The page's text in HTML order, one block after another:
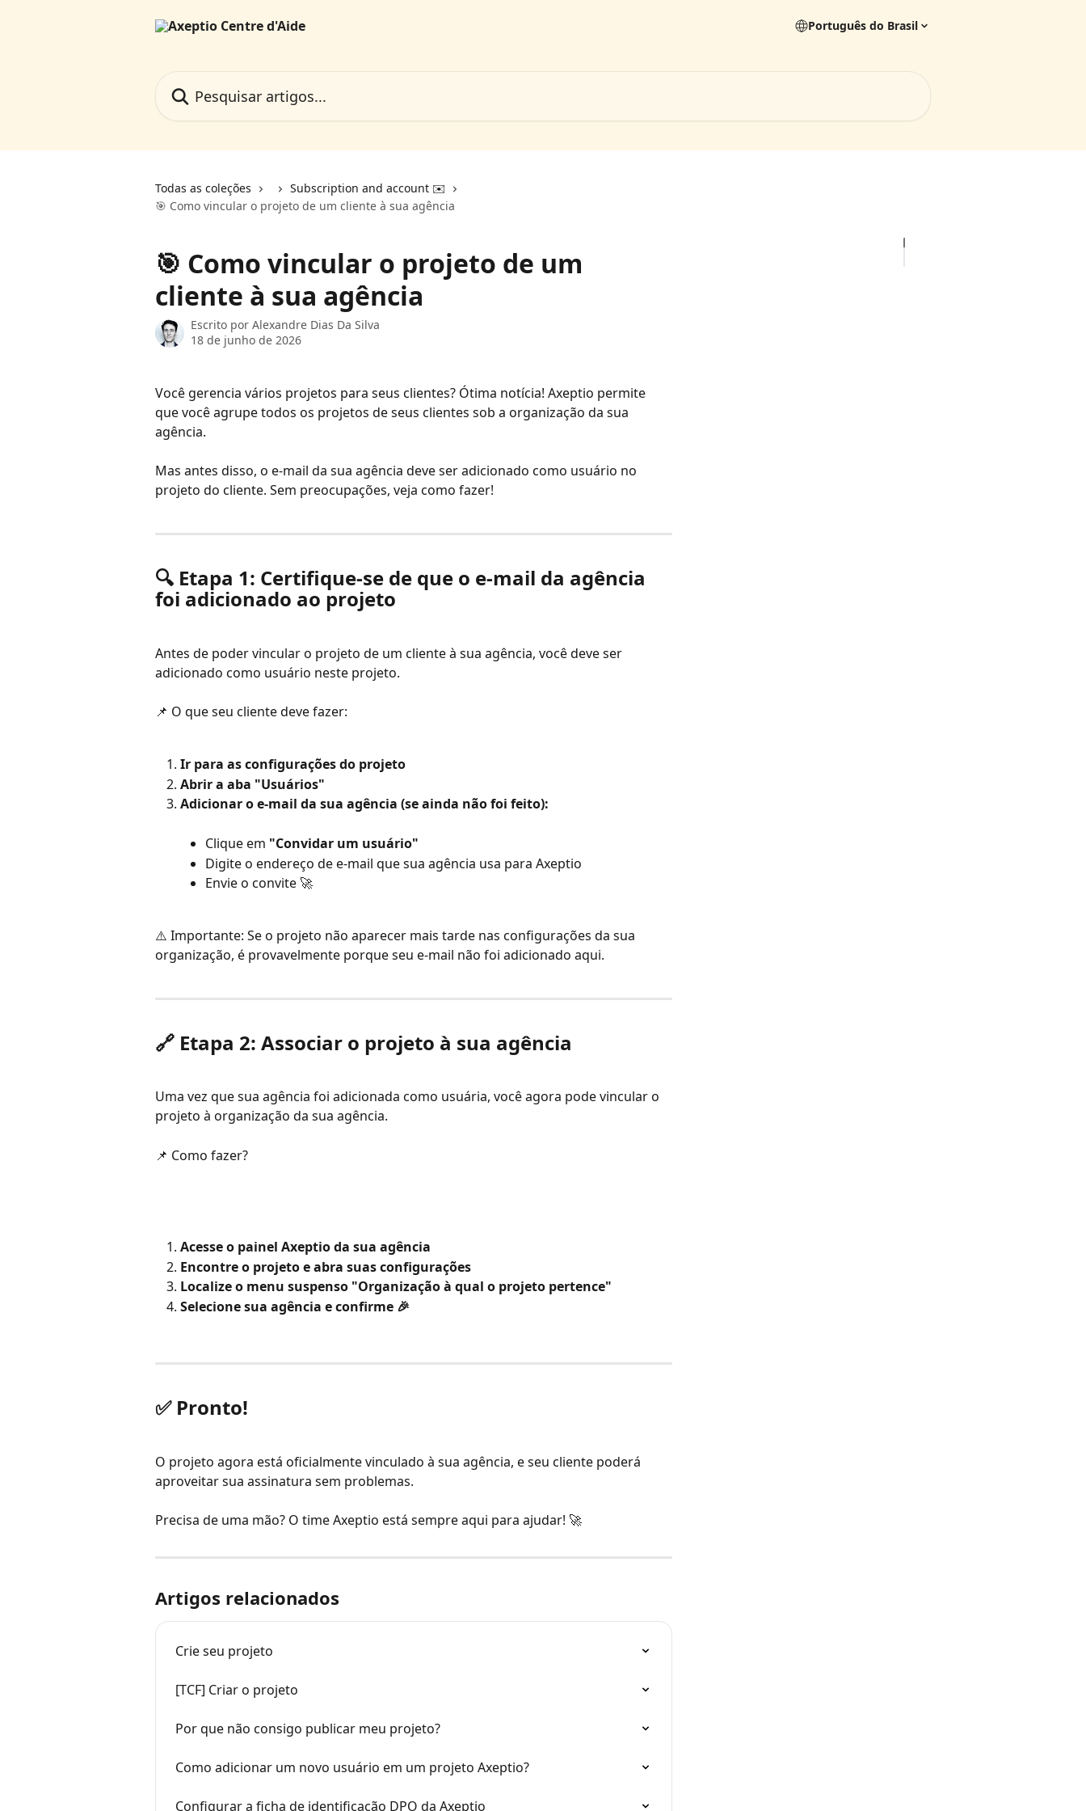
Português do Brasil
Todas as coleções
Subscription and account ✉️
🎯 Como vincular o projeto de um cliente à sua agência
🎯 Como vincular o projeto de um
cliente à sua agência
Escrito por Alexandre Dias Da Silva
18 de junho de 2026
Você gerencia vários projetos para seus clientes? Ótima notícia! Axeptio permite
que você agrupe todos os projetos de seus clientes sob a organização da sua
agência.
Mas antes disso, o e-mail da sua agência deve ser adicionado como usuário no
projeto do cliente. Sem preocupações, veja como fazer!
🔍 Etapa 1: Certifique-se de que o e-mail da agência
foi adicionado ao projeto
Antes de poder vincular o projeto de um cliente à sua agência, você deve ser
adicionado como usuário neste projeto.
📌 O que seu cliente deve fazer:
Ir para as configurações do projeto
Abrir a aba "Usuários"
Adicionar o e-mail da sua agência (se ainda não foi feito):
Clique em "Convidar um usuário"
Digite o endereço de e-mail que sua agência usa para Axeptio
Envie o convite 🚀
⚠️ Importante: Se o projeto não aparecer mais tarde nas configurações da sua
organização, é provavelmente porque seu e-mail não foi adicionado aqui.
🔗 Etapa 2: Associar o projeto à sua agência
Uma vez que sua agência foi adicionada como usuária, você agora pode vincular o
projeto à organização da sua agência.
📌 Como fazer?
Acesse o painel Axeptio da sua agência
Encontre o projeto e abra suas configurações
Localize o menu suspenso "Organização à qual o projeto pertence"
Selecione sua agência e confirme 🎉
✅ Pronto!
O projeto agora está oficialmente vinculado à sua agência, e seu cliente poderá
aproveitar sua assinatura sem problemas.
Precisa de uma mão? O time Axeptio está sempre aqui para ajudar! 🚀
Artigos relacionados
Crie seu projeto
[TCF] Criar o projeto
Por que não consigo publicar meu projeto?
Como adicionar um novo usuário em um projeto Axeptio?
Configurar a ficha de identificação DPO da Axeptio